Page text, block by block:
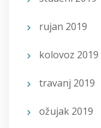
rujan 2019
kolovoz 2019
travanj 2019
ožujak 2019